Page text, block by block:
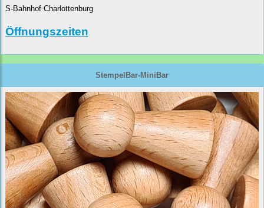
S-Bahnhof Charlottenburg
Öffnungszeiten
StempelBar-MiniBar